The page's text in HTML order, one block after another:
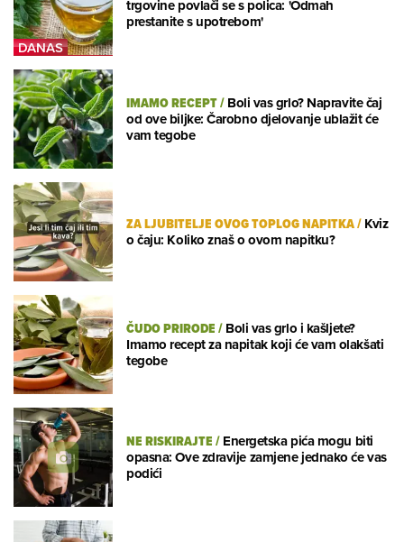
trgovine povlači se s polica: 'Odmah
prestanite s upotrebom'
IMAMO RECEPT/Boli vas grlo? Napravite čaj
od ove biljke: Čarobno djelovanje ublažit će
vam tegobe
ZA LJUBITELJE OVOG TOPLOG NAPITKA/Kviz
o čaju: Koliko znaš o ovom napitku?
ČUDO PRIRODE/Boli vas grlo i kašljete?
Imamo recept za napitak koji će vam olakšati
tegobe
NE RISKIRAJTE/Energetska pića mogu biti
opasna: Ove zdravije zamjene jednako će vas
podići